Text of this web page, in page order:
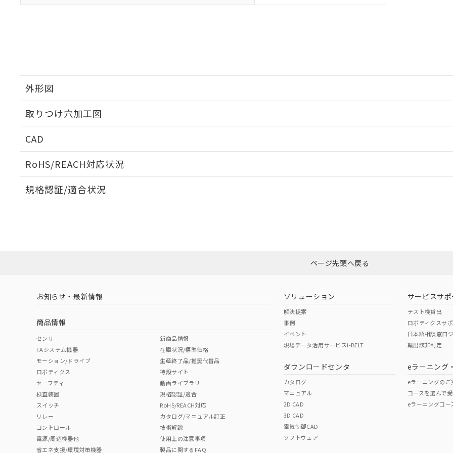
外形図
取りつけ穴加工図
CAD
RoHS/REACH対応状況
EU RoHS 注意事項・凡例
ダウンロードはこちら
中国 RoHS 注意事項・凡例
中国 RoHS表
Pb Hg Cr(VI)
"対応済み"や非含有の記載がされた商品であっても、流通在庫等で未対応品が混在する可能性があります。
非含有品が必要な際は、弊社営業部門もしくは販売店へお問い合わせください。
規格認証/適合状況
ページ先頭へ戻る
お知らせ・最新情報
商品情報
センサ
FAシステム機器
モーション/ドライブ
ロボティクス
セーフティ
検査装置
スイッチ
リレー
コントロール
電源/周辺機器他
省エネ支援/環境対策機器
新商品情報
在庫状況/標準価格
生産終了品/推奨代替品
特設サイト
動画ライブラリ
規格認証/適合
RoHS/REACH対応
カタログ/マニュアル訂正
技術解説
使用上の注意事項
製品に関するFAQ
ソリューション
解決提案
事例
イベント
現場データ活用サービスi-BELT
ダウンロードセンタ
カタログ
マニュアル
2D CAD
3D CAD
電気制御CAD
ソフトウェア
サービスサポ
テスト機貸出
ロボティクスサ
日本語相談窓口
輸出該非判定
eラーニング
eラーニングのご
コースを選んで
eラーニングコー